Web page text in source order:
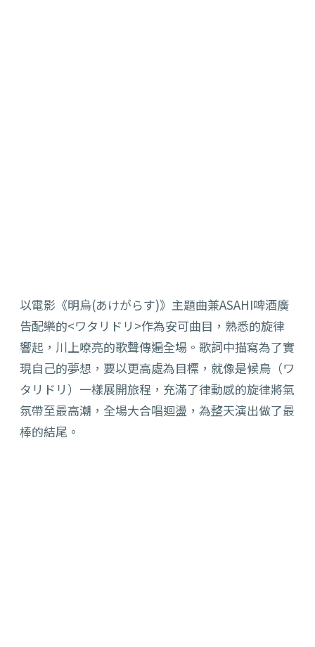
以電影《明烏(あけがらす)》主題曲兼ASAHI啤酒廣
告配樂的<ワタリドリ>作為安可曲目，熟悉的旋律
響起，川上嘹亮的歌聲傳遍全場。歌詞中描寫為了實
現自己的夢想，要以更高處為目標，就像是候鳥（ワ
タリドリ）一樣展開旅程，充滿了律動感的旋律將氣
氛帶至最高潮，全場大合唱迴盪，為整天演出做了最
棒的結尾。